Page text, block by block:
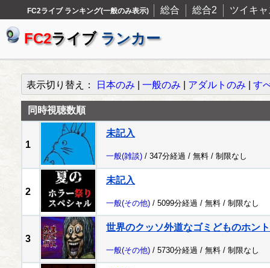
FC2ライブ ランキング(一般のみ表示) 総合 総合2 ツイキャ
FC2ライブ ランカー
表示切り替え： 日本のみ 一般のみ アダルトのみ す
同時視聴数順
1
未記入
一般(雑談) / 347分経過 / 無料 / 制限なし
2
未記入
一般(その他) / 5099分経過 / 無料 / 制限なし
3
世界のクッソ外道なゴミどものホン
一般(その他) / 5730分経過 / 無料 / 制限なし